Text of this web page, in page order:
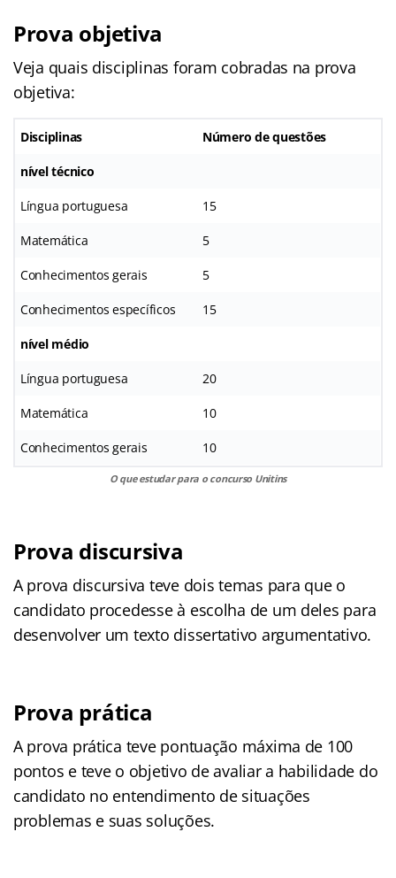
Prova objetiva
Veja quais disciplinas foram cobradas na prova
objetiva:
Disciplinas Número de questões
nível técnico
Língua portuguesa 15
Matemática 5
Conhecimentos gerais 5
Conhecimentos específicos 15
nível médio
Língua portuguesa 20
Matemática 10
Conhecimentos gerais 10
O que estudar para o concurso Unitins
Prova discursiva
A prova discursiva teve dois temas para que o
candidato procedesse à escolha de um deles para
desenvolver um texto dissertativo argumentativo.
Prova prática
A prova prática teve pontuação máxima de 100
pontos e teve o objetivo de avaliar a habilidade do
candidato no entendimento de situações
problemas e suas soluções.